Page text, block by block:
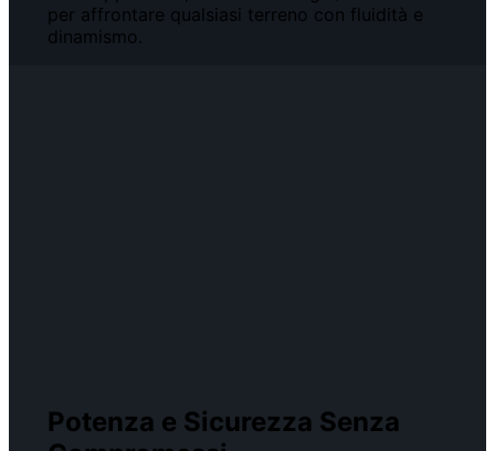
per affrontare qualsiasi terreno con fluidità e
dinamismo.
Potenza e Sicurezza Senza